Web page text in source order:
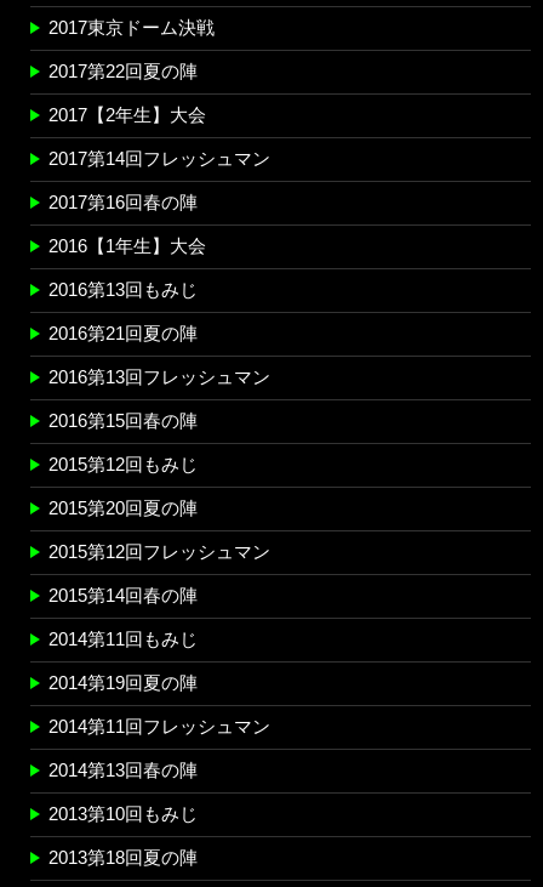
2017東京ドーム決戦
2017第22回夏の陣
2017【2年生】大会
2017第14回フレッシュマン
2017第16回春の陣
2016【1年生】大会
2016第13回もみじ
2016第21回夏の陣
2016第13回フレッシュマン
2016第15回春の陣
2015第12回もみじ
2015第20回夏の陣
2015第12回フレッシュマン
2015第14回春の陣
2014第11回もみじ
2014第19回夏の陣
2014第11回フレッシュマン
2014第13回春の陣
2013第10回もみじ
2013第18回夏の陣